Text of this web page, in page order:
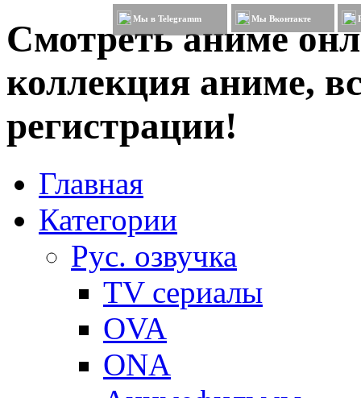
Смотреть аниме
коллекция аниме,
регистрации!
Мы в Telegramm Мы Вконтакте
Главная
Категории
Рус. озвучка
TV сериалы
OVA
ONA